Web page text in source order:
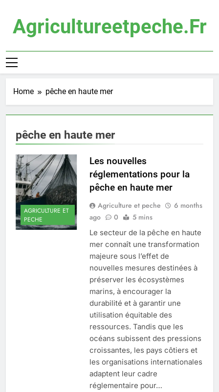
contentAgricultureetpeche.fr
Home pêche en haute mer
pêche en haute mer
AGRICULTURE ET
PECHE
Les nouvelles
réglementations pour la
pêche en haute mer
Agriculture et peche
6 months
ago
0 5 mins
Le secteur de la pêche en haute
mer connaît une transformation
majeure sous l’effet de
nouvelles mesures destinées à
préserver les écosystèmes
marins, à encourager la
durabilité et à garantir une
utilisation équitable des
ressources. Tandis que les
océans subissent des pressions
croissantes, les pays côtiers et
les organisations internationales
adaptent leur cadre
réglementaire pour…